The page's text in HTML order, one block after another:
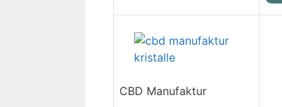
CBD Manufaktur